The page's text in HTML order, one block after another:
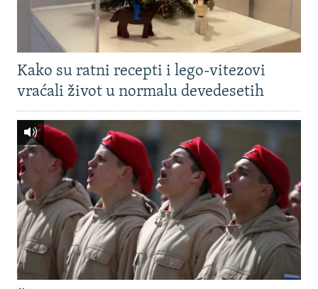
Kako su ratni recepti i lego-vitezovi
vraćali život u normalu devedesetih